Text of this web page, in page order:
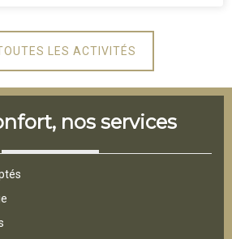
LES ACTIVITÉS
nos services